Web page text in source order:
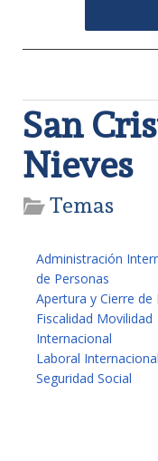
San
Nieves
Temas
Administración
de Personas
Apertura y Cierre de
Fiscalidad Movilidad
Internacional
Laboral
Seguridad Social